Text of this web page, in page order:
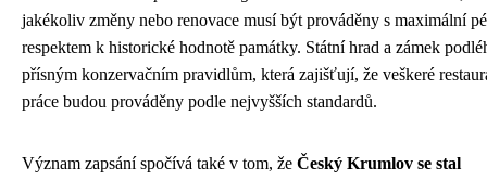
jakékoliv změny nebo renovace musí být prováděny s maximální
respektem k historické hodnotě památky. Státní hrad a zámek
přísným konzervačním pravidlům, která zajišťují, že veškeré
práce budou prováděny podle nejvyšších standardů.
Význam zapsání spočívá také v tom, že Český Krumlov se stal